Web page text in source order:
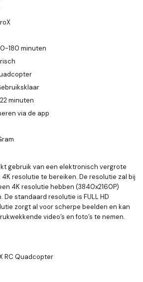
180 minuten
minuten
via de app
gebruik van een elektronisch vergrote
resolutie te bereiken. De resolutie zal bij
4K resolutie hebben (3840x2160P)
De standaard resolutie is FULL HD
zorgt al voor scherpe beelden en kan
video’s en foto’s te nemen.
RC Quadcopter